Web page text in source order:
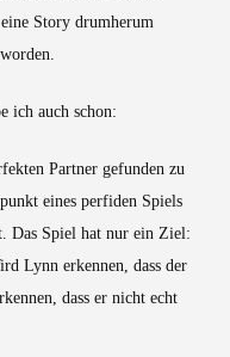
Story drumherum
ich auch schon:
Partner gefunden zu
eines perfiden Spiels
Das Spiel hat nur ein Ziel:
Lynn erkennen, dass der
dass er nicht echt